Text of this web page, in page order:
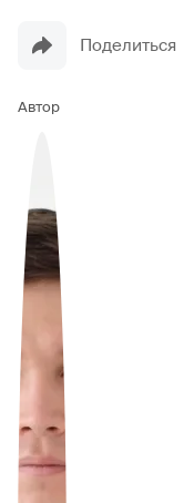
Поделиться
Автор